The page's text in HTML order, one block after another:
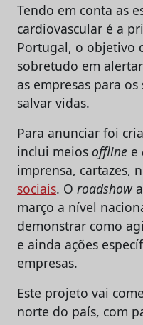
Tendo em conta as
cardiovascular é a
Portugal, o objetivo
sobretudo em
as empresas para
salvar vidas.
Para anunciar foi
inclui meios offline e
imprensa, cartazes,
sociais. O roadshow
março a nível
demonstrar como
e ainda ações
empresas.
Este projeto vai
norte do país, com